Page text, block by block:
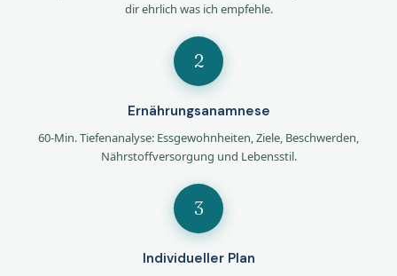
dir ehrlich was ich empfehle.
2
Ernährungsanamnese
60-Min. Tiefenanalyse: Essgewohnheiten, Ziele, Beschwerden,
Nährstoffversorgung und Lebensstil.
3
Individueller Plan